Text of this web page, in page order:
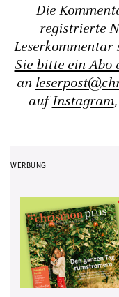
Die
registrierte
Leserkommentar
Sie bitte ein Abo
an
aufInstagram,